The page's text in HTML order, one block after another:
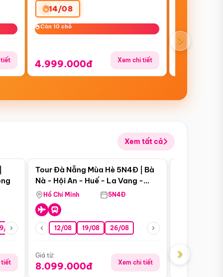
tiết
14/08
Còn 10 chỗ
Còn 10 chỗ
4.999.000đ Xem chi tiết
›
Xem tất cả
08 22/08 26/08 05/09 09/09
tiết
Điểm nổi bật
Tour Đà Nẵng Mùa Hè 5N4Đ | Bà
Nà - Hội An - Huế - La Vang -
Động Thiên Đường
Hồ Chí Minh 5N4Đ
12/08 19/08 26/08
Giá từ:
8.099.000đ Xem chi tiết
Giá từ:
›